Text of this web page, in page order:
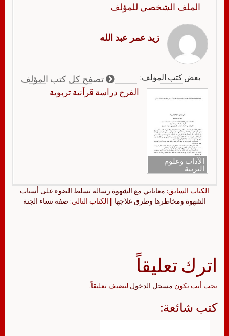
الملف الشخصي للمؤلف
زيد عمر عبد الله
بعض كتب المؤلف: تصفح كل كتب المؤلف
الآداب وعلوم
التربية
الفرح دراسة قرآنية تربوية
الكتاب السابق: معاناتي مع الشهوة رسالة تسلط الضوء على أسباب
الشهوة ومخاطرها وطرق علاجها || الكتاب التالي: صفة نساء الجنة
اترك تعليقاً
يجب أنت تكون مسجل الدخول لتضيف تعليقاً.
كتب شائعة: